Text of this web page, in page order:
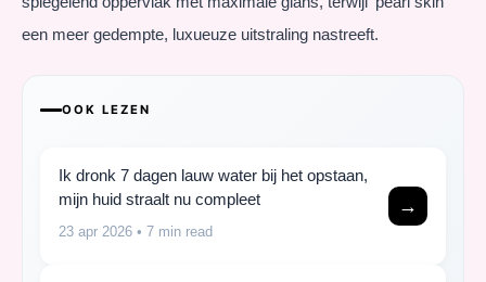
een meer gedempte, luxueuze uitstraling nastreeft.
OOK LEZEN
Ik dronk 7 dagen lauw water bij het opstaan,
mijn huid straalt nu compleet
23 apr 2026 • 7 min read
→